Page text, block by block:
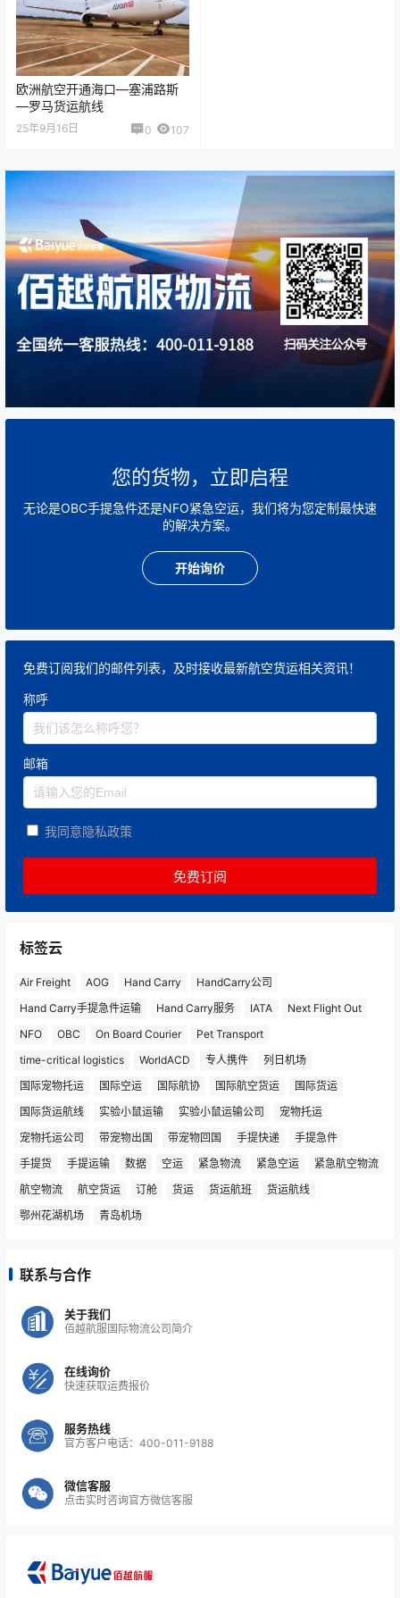
欧洲航空开通海口—塞浦路斯
—罗马货运航线
25年9月16日 0 107
您的货物，立即启程
无论是OBC手提急件还是NFO紧急空运，我们将为您定制最快速
的解决方案。
开始询价
免费订阅我们的邮件列表，及时接收最新航空货运相关资讯！
称呼
邮箱
我同意隐私政策
标签云
Air Freight AOG Hand Carry
HandCarry公司
Hand Carry手提急件运输
Hand Carry服务 IATA
Next Flight Out
NFO
OBC On Board Courier
Pet Transport
time-critical logistics
WorldACD 专人携件
列日机场
国际宠物托运
国际空运 国际航协 国际航空货运
国际货运
国际货运航线
实验小鼠运输 实验小鼠运输公司
宠物托运
宠物托运公司
带宠物出国 带宠物回国 手提快递
手提急件
手提货
手提运输 数据 空运 紧急物流 紧急空运
紧急航空物流
航空物流
航空货运 订舱 货运 货运航班
货运航线
鄂州花湖机场
青岛机场
联系与合作
关于我们
佰越航服国际物流公司简介
在线询价
快速获取运费报价
服务热线
官方客户电话：400-011-9188
微信客服
点击实时咨询官方微信客服